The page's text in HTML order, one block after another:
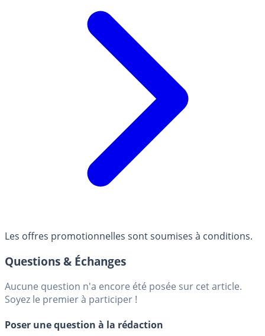
Les offres promotionnelles sont soumises à conditions.
Questions & Échanges
Aucune question n'a encore été posée sur cet article.
Soyez le premier à participer !
Poser une question à la rédaction